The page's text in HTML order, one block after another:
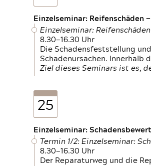
Einzelseminar: Reifenschäden
Einzelseminar:
8.30—16.30 Uhr
Die Schadensfeststellung
Schadenursachen. Innerhalb
Ziel dieses Seminars ist es,
25
Einzelseminar:
Termin 1/2: Einzelseminar:
8.30—16.30 Uhr
Der Reparaturweg und die